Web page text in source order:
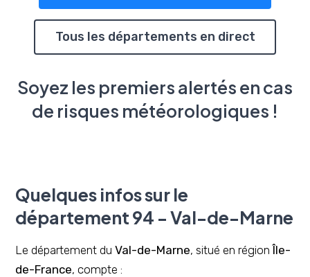
Tous les départements en direct
Soyez les premiers alertés en cas
de risques météorologiques !
Quelques infos sur le
département 94 - Val-de-Marne
Le département du Val-de-Marne, situé en régionÎle-
de-France, compte :